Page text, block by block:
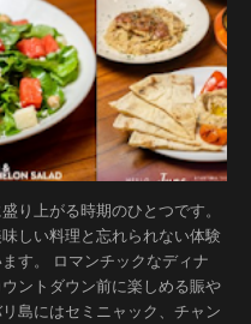
り上がる時期のひとつです。
しい料理と忘れられない体験
す。 ロマンチックなディナ
ントダウン前に楽しめる賑や
島にはセミニャック、チャン